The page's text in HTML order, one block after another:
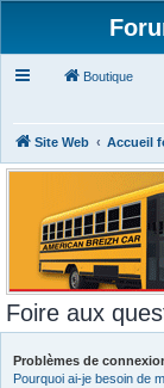
Boutique
Site Web Accueil
Foire aux
Problèmes de
Pourquoi ai-je besoin de